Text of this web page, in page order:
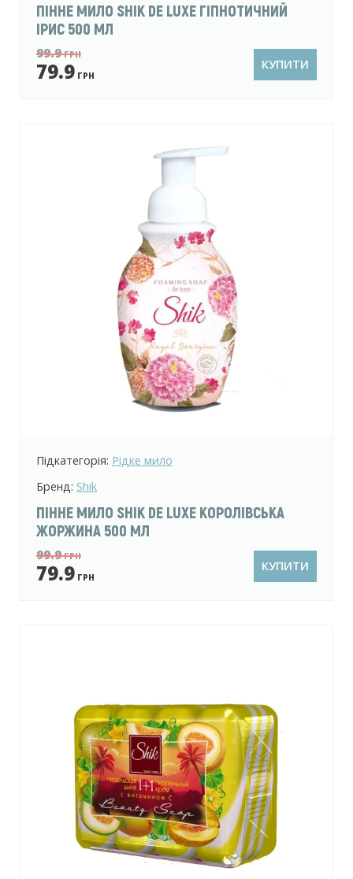
ПІННЕ МИЛО SHIK DE LUXE ГІПНОТИЧНИЙ
ІРИС 500 МЛ
99.9ГРН
79.9 ГРН
КУПИТИ
Підкатегорія: Рідке мило
Бренд: Shik
ПІННЕ МИЛО SHIK DE LUXE КОРОЛІВСЬКА
ЖОРЖИНА 500 МЛ
99.9ГРН
79.9 ГРН
КУПИТИ